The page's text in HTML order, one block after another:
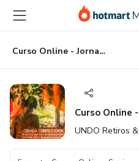
para
conteúdo
principal
para
pagamento
para
rodapé
Curso Online - Jornada Corpo e Casa
Curso Online
UNDO Retiros